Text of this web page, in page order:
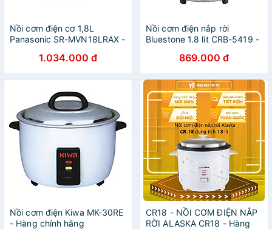
Nồi cơm điện cơ 1,8L
Panasonic SR-MVN18LRAX -
1.034.000 đ
Nồi cơm điện nắp rời
Bluestone 1.8 lít CRB-5419 -
869.000 đ
Nồi cơm điện Kiwa MK-30RE
- Hàng chính hãng
CR18 - NỒI CƠM ĐIỆN NẮP
RỜI ALASKA CR18 - Hàng